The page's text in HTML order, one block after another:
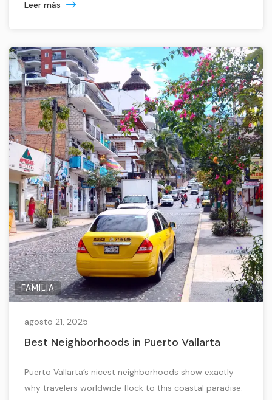
Leer más
FAMILIA
agosto 21, 2025
Best Neighborhoods in Puerto Vallarta
Puerto Vallarta’s nicest neighborhoods show exactly
why travelers worldwide flock to this coastal paradise.